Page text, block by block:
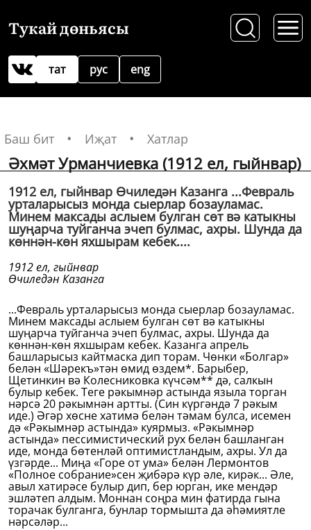
Тукай дөньясы
рус
тат eng
Баш бит Иҗат Хатлар
Әхмәт Урманчиевка (1912 ел, гыйнвар)
1912 ел, гыйнвар Өчиледән Казанга ...Февраль
урталарысыз монда сыерлар бозауламас.
Минем максады аслыем булган сөт вә катыкны
шуңарча туйганча эчеп булмас, ахры. Шунда да
көннән-көн яхшырам кебек....
1912 ел, гыйнвар
Өчиледән Казанга
...Февраль урталарысыз монда сыерлар бозауламас.
Минем максады аслыем булган сөт вә катыкны
шуңарча туйганча эчеп булмас, ахры. Шунда да
көннән-көн яхшырам кебек. Казанга апрель
башларысыз кайтмаска дип торам. Чөнки «Болгар»
белән «Шәрекъ»тән өмид өздем*. Барыбер,
Щетинкин вә Колесниковка күчсәм** дә, салкын
булыр кебек. Теге рәкымнәр астында языла торган
нәрсә 20 рәкымнән артты. (Син күргәндә 7 рәкым
иде.) Әгәр хөсне хатимә белән тәмам булса, исемен
дә «Рәкымнәр астында» куярмыз. «Рәкымнәр
астында» пессимистический рух белән башланган
иде, монда бөтенләй оптимистландым, ахры. Ул да
үзгәрде... Миңа «Горе от ума» белән Лермонтов
«Полное собрание»сен җибәрә күр әле, кирәк... Әле,
авыл хатирәсе булыр дип, бер юрган, ике мендәр
эшләтеп алдым. Моннан соңра мин фатирда гына
торачак булганга, бунлар тормышта да әһәмиятле
нәрсәләр...